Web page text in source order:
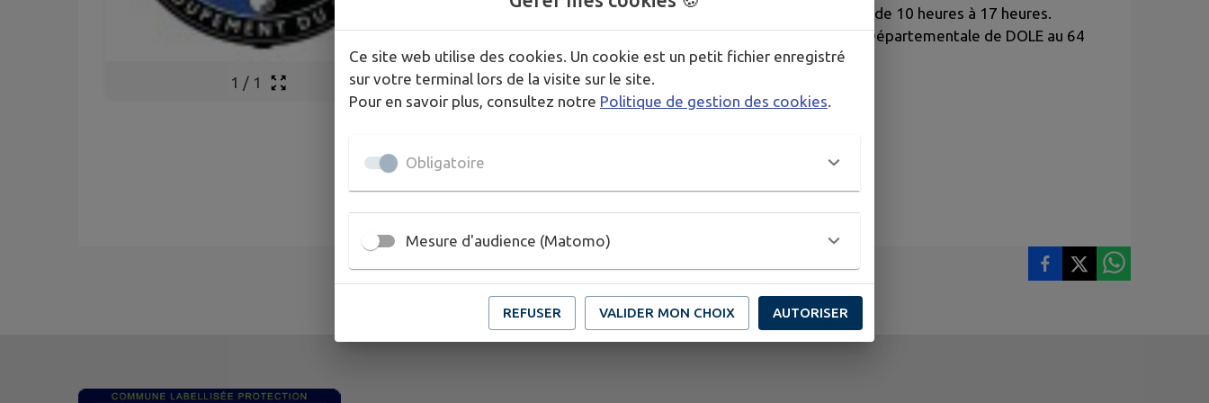
1 / 1
La Gendarmerie organise des portes ouvertes le 06 juin 2026 de 10 heures à 17 heures.
Cette journée se déroulera à la Compagnie de Gendarmerie Départementale de DOLE au 64
avenue Jacques DUHAMEL à DOLE.
Télécharger la pièce jointe
Ce site web utilise des cookies. Un cookie est un petit fichier enregistré
sur votre terminal lors de la visite sur le site.
Pour en savoir plus, consultez notre Politique de gestion des cookies
Obligatoire
Mesure d'audience (Matomo)
REFUSER VALIDER MON CHOIX AUTORISER